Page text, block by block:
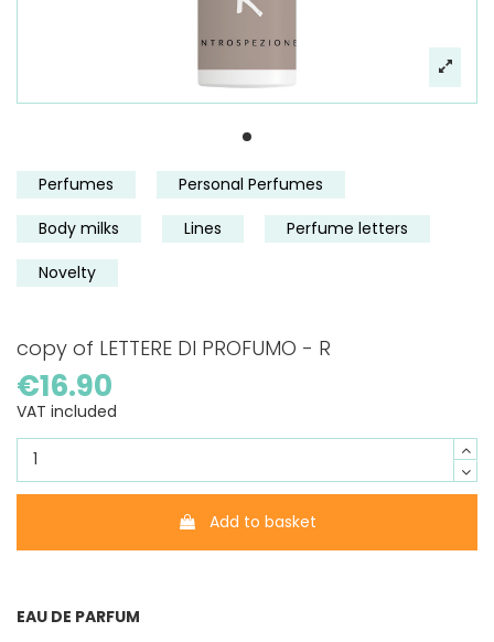
Perfumes
Personal Perfumes
Body milks
Lines
Perfume letters
Novelty
copy of LETTERE DI PROFUMO - R
€16.90
VAT included
Add to basket
EAU DE PARFUM